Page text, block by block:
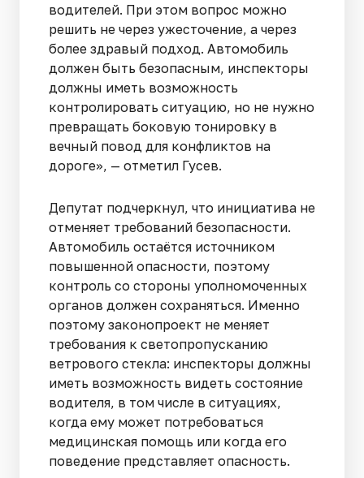
водителей. При этом вопрос можно
решить не через ужесточение, а через
более здравый подход. Автомобиль
должен быть безопасным, инспекторы
должны иметь возможность
контролировать ситуацию, но не нужно
превращать боковую тонировку в
вечный повод для конфликтов на
дороге», — отметил Гусев.
Депутат подчеркнул, что инициатива не
отменяет требований безопасности.
Автомобиль остаётся источником
повышенной опасности, поэтому
контроль со стороны уполномоченных
органов должен сохраняться. Именно
поэтому законопроект не меняет
требования к светопропусканию
ветрового стекла: инспекторы должны
иметь возможность видеть состояние
водителя, в том числе в ситуациях,
когда ему может потребоваться
медицинская помощь или когда его
поведение представляет опасность.